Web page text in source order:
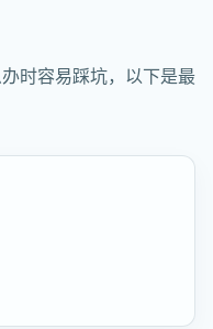
时容易踩坑，以下是最